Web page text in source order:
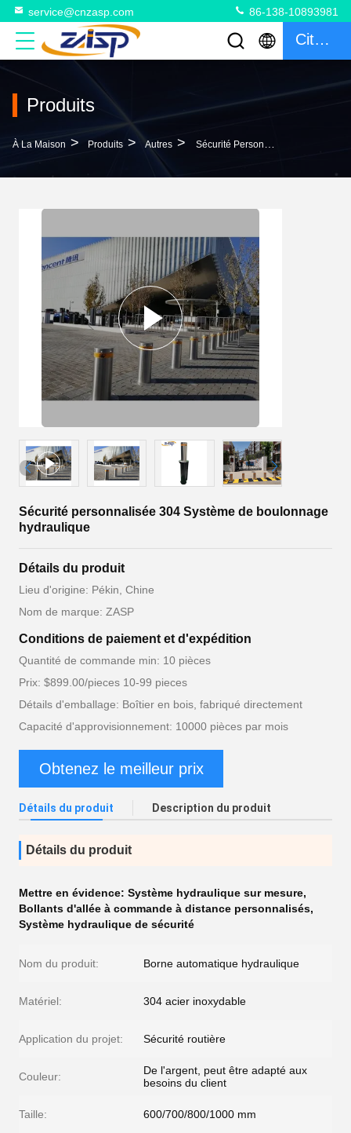
service@cnzasp.com 86-138-10893981
Citation
Produits
À La Maison > Produits > Autres > Sécurité Personnalisée 304 Système De Boulonnage Hydraulique
Sécurité personnalisée 304 Système de boulonnage
hydraulique
Détails du produit
Lieu d'origine: Pékin, Chine
Nom de marque: ZASP
Conditions de paiement et d'expédition
Quantité de commande min: 10 pièces
Prix: $899.00/pieces 10-99 pieces
Détails d'emballage: Boîtier en bois, fabriqué directement
Capacité d'approvisionnement: 10000 pièces par mois
Obtenez le meilleur prix
Détails du produit Description du produit
Détails du produit
Mettre en évidence: Système hydraulique sur mesure,
Bollants d'allée à commande à distance personnalisés,
Système hydraulique de sécurité
Nom du produit: Borne automatique hydraulique
Matériel: 304 acier inoxydable
Application du projet: Sécurité routière
Couleur:
De l'argent, peut être adapté aux
besoins du client
Taille: 600/700/800/1000 mm